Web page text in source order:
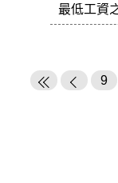
最低工資
9